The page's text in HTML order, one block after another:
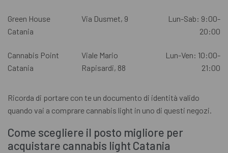
Green House
Catania
Via Dusmet, 9
Lun-Sab: 9:00-
20:00
Cannabis Point
Catania
Viale Mario
Rapisardi, 88
Lun-Ven: 10:00-
21:00
Ricorda di portare con te un documento di identità valido
quando vai a comprare cannabis light in uno di questi negozi.
Come scegliere il posto migliore per
acquistare cannabis light Catania